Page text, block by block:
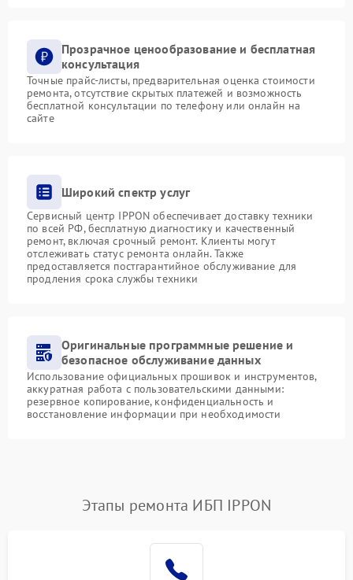
Прозрачное ценообразование и бесплатная
консультация
Точные прайс-листы, предварительная оценка стоимости
ремонта, отсутствие скрытых платежей и возможность
бесплатной консультации по телефону или онлайн на
сайте
Широкий спектр услуг
Сервисный центр IPPON обеспечивает доставку техники
по всей РФ, бесплатную диагностику и качественный
ремонт, включая срочный ремонт. Клиенты могут
отслеживать статус ремонта онлайн. Также
предоставляется постгарантийное обслуживание для
продления срока службы техники
Оригинальные программные решение и
безопасное обслуживание данных
Использование официальных прошивок и инструментов,
аккуратная работа с пользовательскими данными:
резервное копирование, конфиденциальность и
восстановление информации при необходимости
Этапы ремонта ИБП IPPON